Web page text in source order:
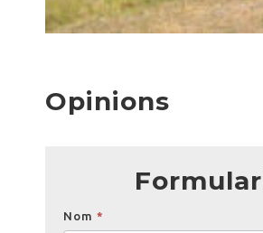
Opinions
Opinions
Nom *